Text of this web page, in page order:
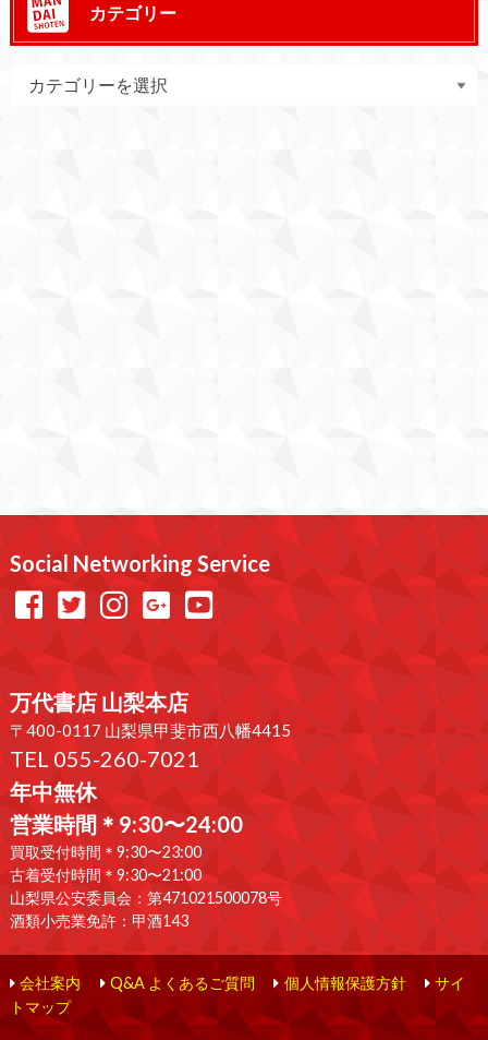
カテゴリー
Social Networking Service
万代書店 山梨本店
〒400-0117 山梨県甲斐市西八幡4415
TEL 055-260-7021
年中無休
営業時間＊9:30〜24:00
買取受付時間＊9:30〜23:00
古着受付時間＊9:30〜21:00
山梨県公安委員会：第471021500078号
酒類小売業免許：甲酒143
会社案内 Q&A よくあるご質問 個人情報保護方針
サイ
トマップ